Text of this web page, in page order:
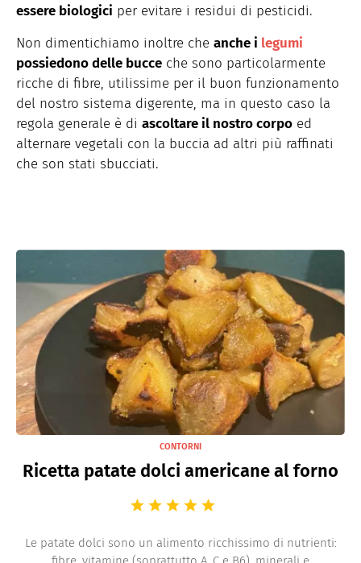
essere biologici per evitare i residui di pesticidi.
Non dimentichiamo inoltre che anche i legumi
possiedono delle bucce che sono particolarmente
ricche di fibre, utilissime per il buon funzionamento
del nostro sistema digerente, ma in questo caso la
regola generale è di ascoltare il nostro corpo ed
alternare vegetali con la buccia ad altri più raffinati
che son stati sbucciati.
CONTORNI
Ricetta patate dolci americane al forno
Le patate dolci sono un alimento ricchissimo di nutrienti: